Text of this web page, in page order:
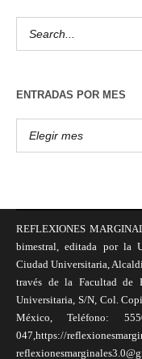
ENTRADAS POR MES
REFLEXIONES
bimestral, editada por la
Ciudad Universitaria,
través de la Facultad de
Universitaria, S/N, Col.
México, Teléfono:
047,https://